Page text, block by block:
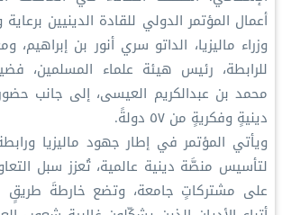
أعمال المؤتمر الدولي للقادة الدينيين
وزراء ماليزيا، الداتو سري أنور بن إبراهيم،
للرابطة، رئيس هيئة علماء المسلمين،
دينيةٍ وفكريةٍ من ٥٧ دولةً.
ويأتي المؤتمر في إطار جهود ماليزيا
لتأسيس منصَّة دينية عالمية، تُعزز سبل
على مشتركاتٍ جامعة، وتضع خارطةَ طريقٍ